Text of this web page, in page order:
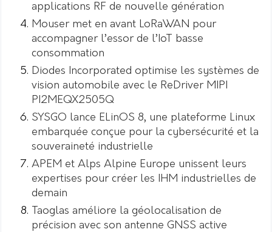
applications RF de nouvelle génération
Mouser met en avant LoRaWAN pour
accompagner l’essor de l’IoT basse
consommation
Diodes Incorporated optimise les systèmes de
vision automobile avec le ReDriver MIPI
PI2MEQX2505Q
SYSGO lance ELinOS 8, une plateforme Linux
embarquée conçue pour la cybersécurité et la
souveraineté industrielle
APEM et Alps Alpine Europe unissent leurs
expertises pour créer les IHM industrielles de
demain
Taoglas améliore la géolocalisation de
précision avec son antenne GNSS active